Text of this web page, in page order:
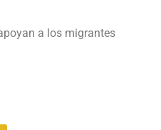
a los migrantes